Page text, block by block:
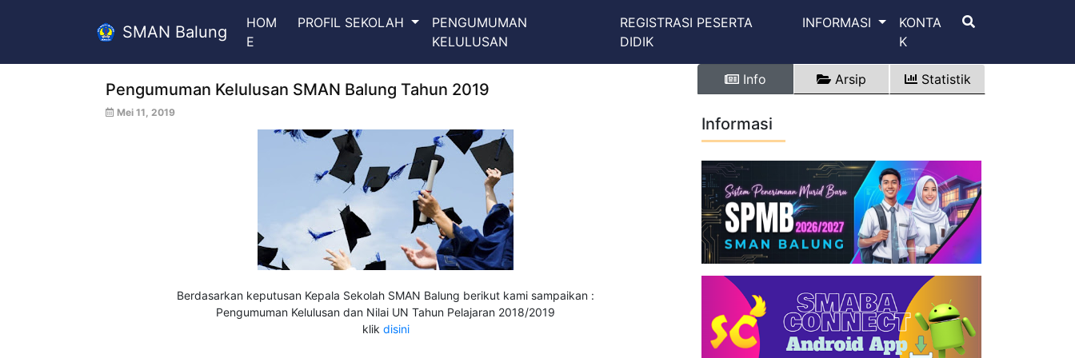
SMAN Balung
HOM
E
PROFIL SEKOLAH
PENGUMUMAN
KELULUSAN
REGISTRASI PESERTA
DIDIK
INFORMASI
KONTA
K
Pengumuman Kelulusan SMAN Balung Tahun 2019
Mei 11, 2019
Berdasarkan keputusan Kepala Sekolah SMAN Balung berikut kami sampaikan :
Pengumuman Kelulusan dan Nilai UN Tahun Pelajaran 2018/2019
klik disini
Info Arsip Statistik
Informasi